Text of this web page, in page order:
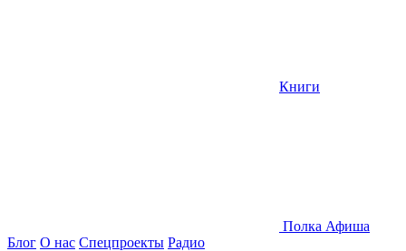
Книги
Полка Афиша
Блог О нас Спецпроекты Радио